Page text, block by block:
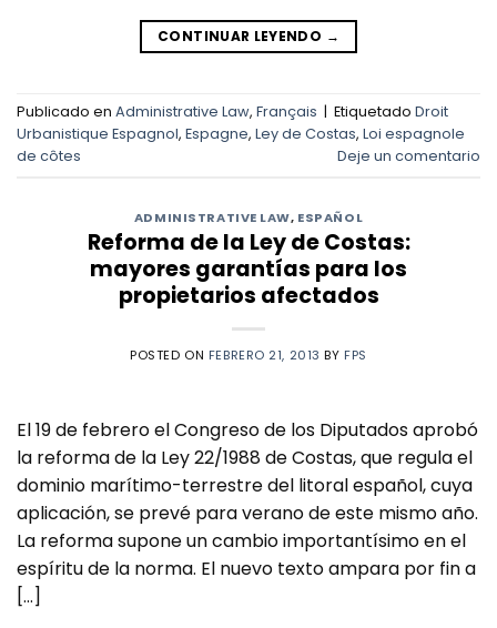
CONTINUAR LEYENDO →
Publicado en Administrative Law, Français | Etiquetado Droit
Urbanistique Espagnol, Espagne, Ley de Costas, Loi espagnole
de côtes
Deje un comentario
ADMINISTRATIVE LAW, ESPAÑOL
Reforma de la Ley de Costas:
mayores garantías para los
propietarios afectados
POSTED ON FEBRERO 21, 2013 BY FPS
El 19 de febrero el Congreso de los Diputados aprobó
la reforma de la Ley 22/1988 de Costas, que regula el
dominio marítimo-terrestre del litoral español, cuya
aplicación, se prevé para verano de este mismo año.
La reforma supone un cambio importantísimo en el
espíritu de la norma. El nuevo texto ampara por fin a
[…]